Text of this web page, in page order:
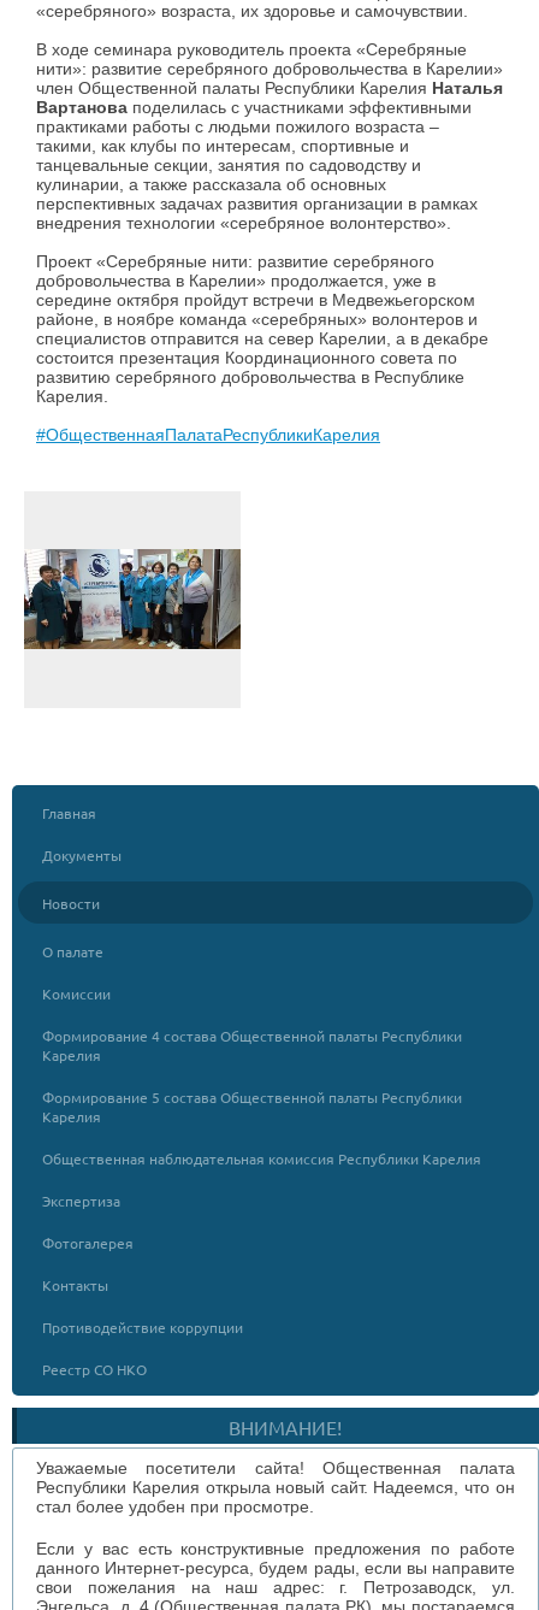
«серебряного» возраста, их здоровье и самочувствии.
В ходе семинара руководитель проекта «Серебряные
нити»: развитие серебряного добровольчества в Карелии»
член Общественной палаты Республики Карелия Наталья
Вартанова поделилась с участниками эффективными
практиками работы с людьми пожилого возраста –
такими, как клубы по интересам, спортивные и
танцевальные секции, занятия по садоводству и
кулинарии, а также рассказала об основных
перспективных задачах развития организации в рамках
внедрения технологии «серебряное волонтерство».
Проект «Серебряные нити: развитие серебряного
добровольчества в Карелии» продолжается, уже в
середине октября пройдут встречи в Медвежьегорском
районе, в ноябре команда «серебряных» волонтеров и
специалистов отправится на север Карелии, а в декабре
состоится презентация Координационного совета по
развитию серебряного добровольчества в Республике
Карелия.
#ОбщественнаяПалатаРеспубликиКарелия
Главная
Документы
Новости
О палате
Комиссии
Формирование 4 состава Общественной палаты Республики
Карелия
Формирование 5 состава Общественной палаты Республики
Карелия
Общественная наблюдательная комиссия Республики Карелия
Экспертиза
Фотогалерея
Контакты
Противодействие коррупции
Реестр СО НКО
ВНИМАНИЕ!
Уважаемые посетители сайта! Общественная палата
Республики Карелия открыла новый сайт. Надеемся, что он
стал более удобен при просмотре.
Если у вас есть конструктивные предложения по работе
данного Интернет-ресурса, будем рады, если вы направите
свои пожелания на наш адрес: г. Петрозаводск, ул.